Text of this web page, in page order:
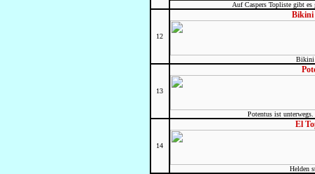
Auf Caspers Topliste gibt es
12
Bikini
Bikini
13
Potentus ist unterwegs.
14
El
Helden